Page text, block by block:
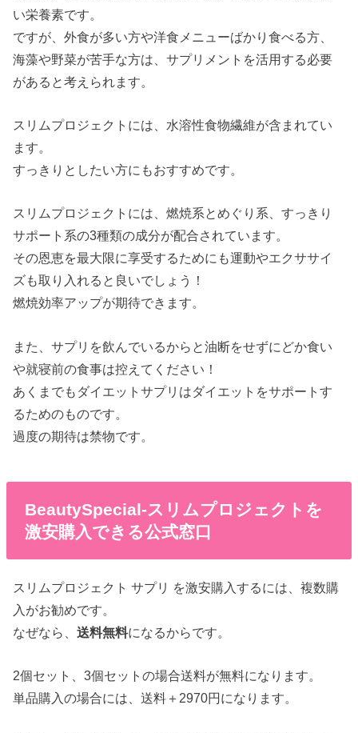
い栄養素です。
ですが、外食が多い方や洋食メニューばかり食べる方、
海藻や野菜が苦手な方は、サプリメントを活用する必要
があると考えられます。
スリムプロジェクトには、水溶性食物繊維が含まれてい
ます。
すっきりとしたい方にもおすすめです。
スリムプロジェクトには、燃焼系とめぐり系、すっきり
サポート系の3種類の成分が配合されています。
その恩恵を最大限に享受するためにも運動やエクササイ
ズも取り入れると良いでしょう！
燃焼効率アップが期待できます。
また、サプリを飲んでいるからと油断をせずにどか食い
や就寝前の食事は控えてください！
あくまでもダイエットサプリはダイエットをサポートす
るためのものです。
過度の期待は禁物です。
BeautySpecial-スリムプロジェクトを
激安購入できる公式窓口
スリムプロジェクト サプリ を激安購入するには、複数購
入がお勧めです。
なぜなら、送料無料になるからです。
2個セット、3個セットの場合送料が無料になります。
単品購入の場合には、送料＋2970円になります。